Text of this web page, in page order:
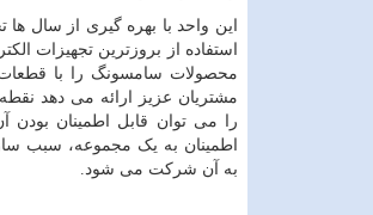
این واحد با بهره گیری از سال
استفاده از بروزترین تجهیزات
محصولات سامسونگ را با قطعات
مشتریان عزیز ارائه می دهد
را می توان قابل اطمینان بودن
اطمینان به یک مجموعه، سبب
به آن شرکت می شود.